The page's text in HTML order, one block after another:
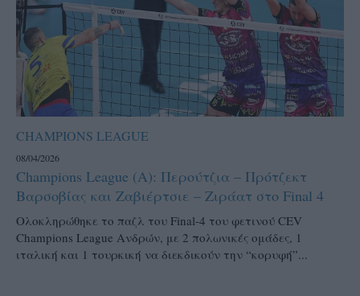
CHAMPIONS LEAGUE
08/04/2026
Champions League (Α): Περούτζια – Πρότζεκτ
Βαρσοβίας και Ζαβιέρτσιε – Ζιράατ στο Final 4
Ολοκληρώθηκε το παζλ του Final-4 του φετινού CEV
Champions League Ανδρών, με 2 πολωνικές ομάδες, 1
ιταλική και 1 τουρκική να διεκδικούν την “κορυφή”...